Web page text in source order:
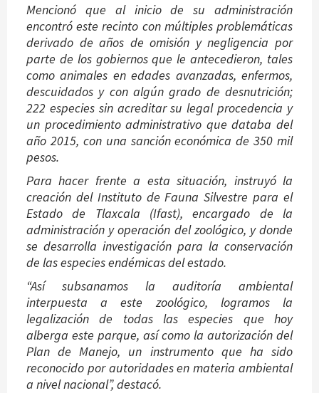
Mencionó que al inicio de su administración
encontró este recinto con múltiples problemáticas
derivado de años de omisión y negligencia por
parte de los gobiernos que le antecedieron, tales
como animales en edades avanzadas, enfermos,
descuidados y con algún grado de desnutrición;
222 especies sin acreditar su legal procedencia y
un procedimiento administrativo que databa del
año 2015, con una sanción económica de 350 mil
pesos.
Para hacer frente a esta situación, instruyó la
creación del Instituto de Fauna Silvestre para el
Estado de Tlaxcala (Ifast), encargado de la
administración y operación del zoológico, y donde
se desarrolla investigación para la conservación
de las especies endémicas del estado.
“Así subsanamos la auditoría ambiental
interpuesta a este zoológico, logramos la
legalización de todas las especies que hoy
alberga este parque, así como la autorización del
Plan de Manejo, un instrumento que ha sido
reconocido por autoridades en materia ambiental
a nivel nacional”, destacó.